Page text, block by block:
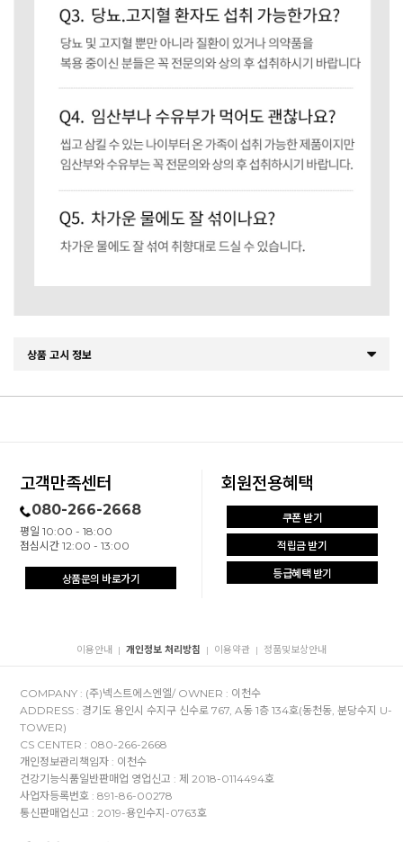
상품 고시 정보
고객만족센터
080-266-2668
평일 10:00 - 18:00
점심시간 12:00 - 13:00
상품문의 바로가기
회원전용혜택
쿠폰 받기
적립금 받기
등급혜택 받기
이용안내 | 개인정보 처리방침 | 이용약관 | 정품및보상안내
COMPANY : (주)넥스트에스엔엘/ OWNER : 이천수
ADDRESS : 경기도 용인시 수지구 신수로 767, A동 1층 134호(동천동, 분당수지 U-
TOWER)
CS CENTER : 080-266-2668
개인정보관리책임자 : 이천수
건강기능식품일반판매업 영업신고 : 제 2018-0114494호
사업자등록번호 : 891-86-00278
통신판매업신고 : 2019-용인수지-0763호